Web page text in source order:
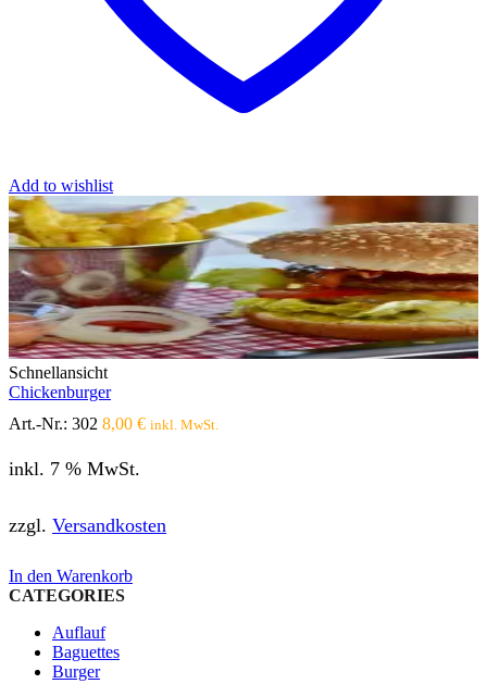
Add to wishlist
Schnellansicht
Chickenburger
Art.-Nr.: 302 8,00 € inkl. MwSt.
inkl. 7 % MwSt.
zzgl. Versandkosten
In den Warenkorb
CATEGORIES
Auflauf
Baguettes
Burger